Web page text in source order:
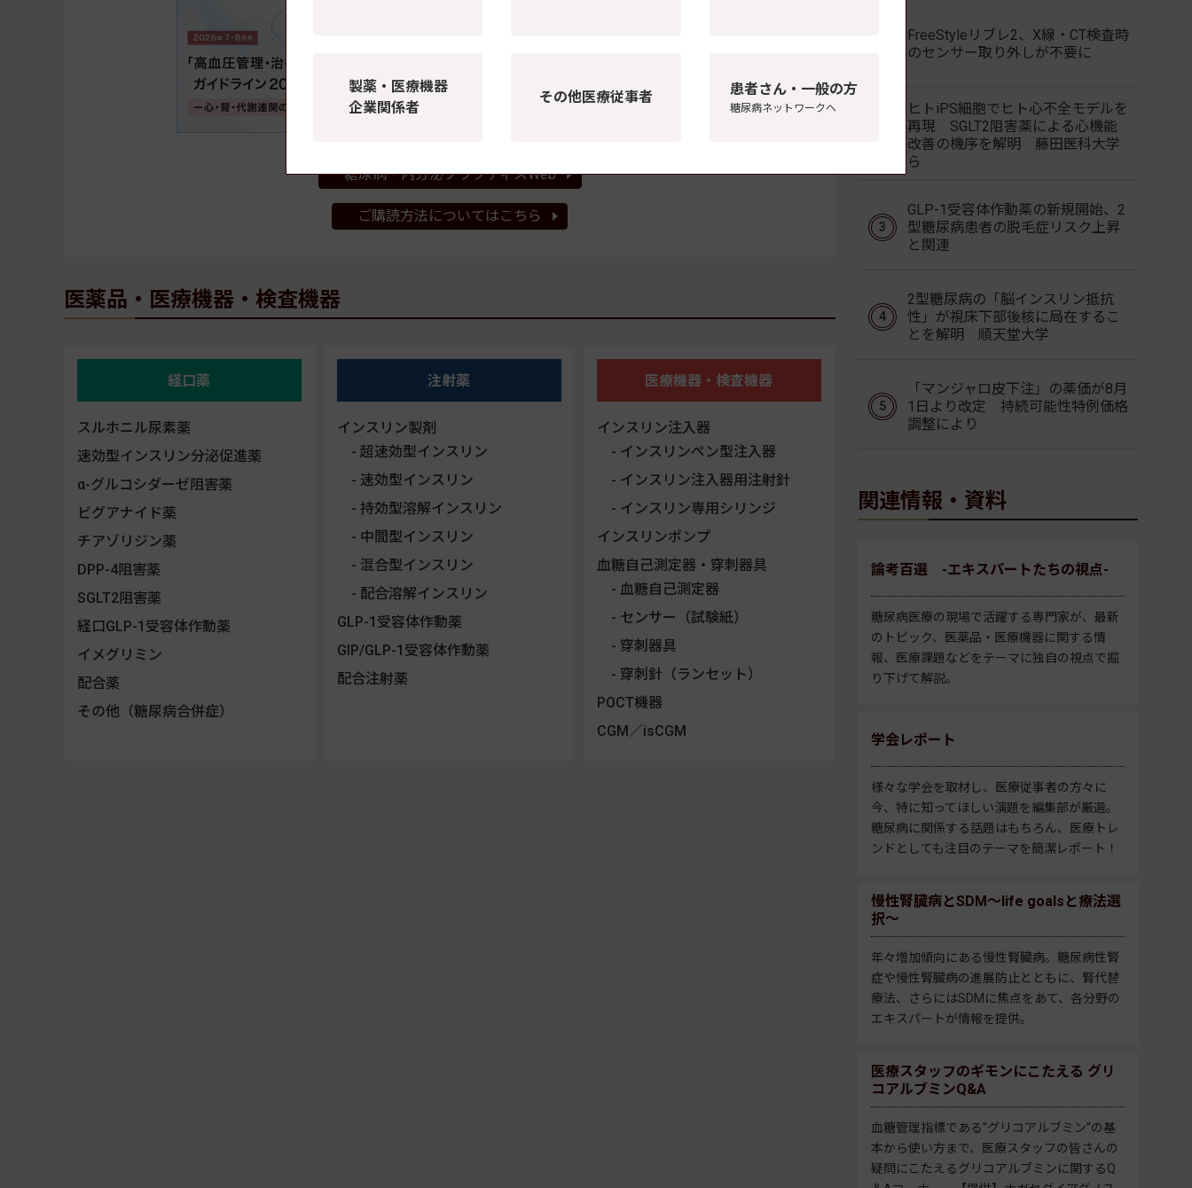
糖尿病・内分泌プラクティスWeb
ご購読方法についてはこちら
医薬品・医療機器・検査機器
経口薬
スルホニル尿素薬
速効型インスリン分泌促進薬
α-グルコシダーゼ阻害薬
ビグアナイド薬
チアゾリジン薬
DPP-4阻害薬
SGLT2阻害薬
経口GLP-1受容体作動薬
イメグリミン
配合薬
その他（糖尿病合併症）
注射薬
インスリン製剤
超速効型インスリン
速効型インスリン
持効型溶解インスリン
中間型インスリン
混合型インスリン
配合溶解インスリン
GLP-1受容体作動薬
GIP/GLP-1受容体作動薬
配合注射薬
医療機器・検査機器
インスリン注入器
インスリンペン型注入器
インスリン注入器用注射針
インスリン専用シリンジ
インスリンポンプ
血糖自己測定器・穿刺器具
血糖自己測定器
センサー（試験紙）
穿刺器具
穿刺針（ランセット）
POCT機器
CGM／isCGM
FreeStyleリブレ2、X線・CT検査時
のセンサー取り外しが不要に
ヒトiPS細胞でヒト心不全モデルを
再現 SGLT2阻害薬による心機能
改善の機序を解明 藤田医科大学
ら
GLP-1受容体作動薬の新規開始、2
型糖尿病患者の脱毛症リスク上昇
と関連
2型糖尿病の「脳インスリン抵抗
性」が視床下部後核に局在するこ
とを解明 順天堂大学
「マンジャロ皮下注」の薬価が8月
1日より改定 持続可能性特例価格
調整により
関連情報・資料
論考百選 -エキスパートたちの視点-
糖尿病医療の現場で活躍する専門家が、最新
のトピック、医薬品・医療機器に関する情
報、医療課題などをテーマに独自の視点で掘
り下げて解説。
学会レポート
様々な学会を取材し、医療従事者の方々に
今、特に知ってほしい演題を編集部が厳選。
糖尿病に関係する話題はもちろん、医療トレ
ンドとしても注目のテーマを簡潔レポート！
慢性腎臓病とSDM～life goalsと療法選
択～
年々増加傾向にある慢性腎臓病。糖尿病性腎
症や慢性腎臓病の進展防止とともに、腎代替
療法、さらにはSDMに焦点をあて、各分野の
エキスパートが情報を提供。
医療スタッフのギモンにこたえる グリ
コアルブミンQ&A
血糖管理指標である”グリコアルブミン”の基
本から使い方まで、医療スタッフの皆さんの
疑問にこたえるグリコアルブミンに関するQ
製薬・医療機器
企業関係者
その他医療従事者 患者さん・一般の方
糖尿病ネットワークへ